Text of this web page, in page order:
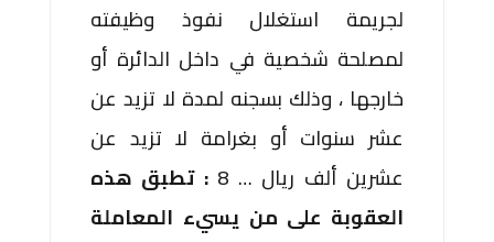
لجريمة استغلال نفوذ وظيفته
لمصلحة شخصية في داخل الدائرة أو
خارجها ، وذلك بسجنه لمدة لا تزيد عن
عشر سنوات أو بغرامة لا تزيد عن
عشرين ألف ريال … 8
: تطبق هذه
العقوبة على من يسيء المعاملة